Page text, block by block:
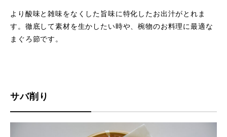
より酸味と雑味をなくした旨味に特化したお出汁がとれま
す。徹底して素材を生かしたい時や、椀物のお料理に最適な
まぐろ節です。
サバ削り